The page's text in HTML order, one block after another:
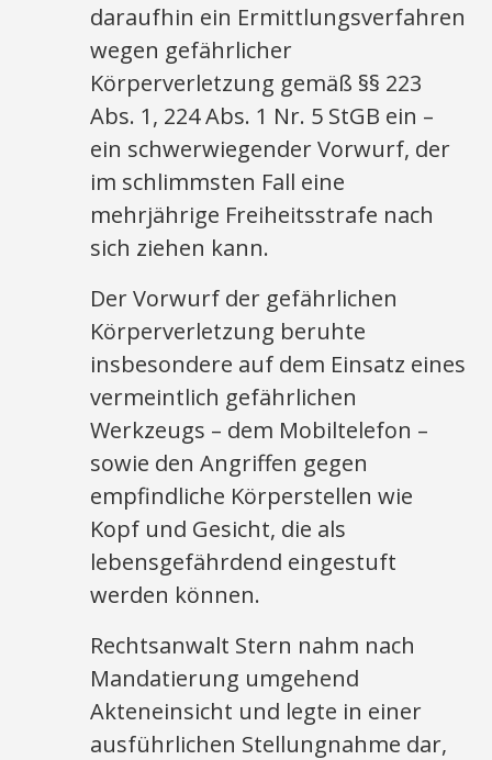
daraufhin ein Ermittlungsverfahren
wegen gefährlicher
Körperverletzung gemäß §§ 223
Abs. 1, 224 Abs. 1 Nr. 5 StGB ein –
ein schwerwiegender Vorwurf, der
im schlimmsten Fall eine
mehrjährige Freiheitsstrafe nach
sich ziehen kann.
Der Vorwurf der gefährlichen
Körperverletzung beruhte
insbesondere auf dem Einsatz eines
vermeintlich gefährlichen
Werkzeugs – dem Mobiltelefon –
sowie den Angriffen gegen
empfindliche Körperstellen wie
Kopf und Gesicht, die als
lebensgefährdend eingestuft
werden können.
Rechtsanwalt Stern nahm nach
Mandatierung umgehend
Akteneinsicht und legte in einer
ausführlichen Stellungnahme dar,